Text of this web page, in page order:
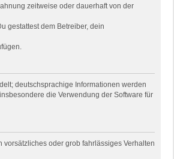
zeitweise oder dauerhaft von der
gestattest dem Betreiber, dein
deutschsprachige Informationen werden
die Verwendung der Software für
oder grob fahrlässiges Verhalten